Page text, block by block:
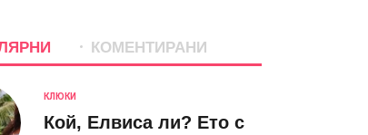
КОМЕНТИРАНИ
КЛЮКИ
Кой, Елвиса ли? Ето с